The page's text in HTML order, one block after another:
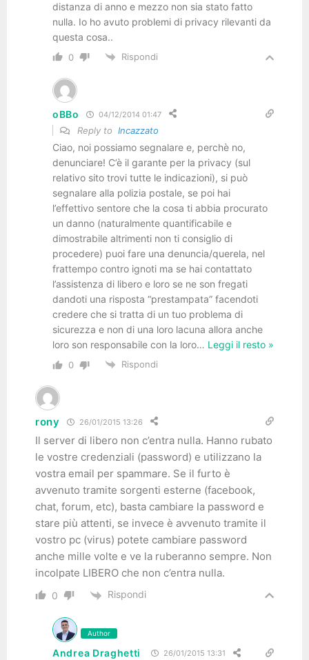
distanza di anno e mezzo non sia stato fatto
nulla. Io ho avuto problemi di privacy rilevanti da
questa cosa..
0 Rispondi
oBBo 04/12/2014 01:47
Reply to Incazzato
Ciao, noi possiamo segnalare e, perchè no,
denunciare! C’è il garante per la privacy (sul
relativo sito trovi tutte le indicazioni), si può
segnalare alla polizia postale, se poi hai
l’effettivo sentore che la cosa ti abbia procurato
un danno (naturalmente quantificabile e
dimostrabile altrimenti non ti consiglio di
procedere) puoi fare una denuncia/querela, nel
frattempo contro ignoti ma se hai contattato
l’assistenza di libero e loro se ne son fregati
dandoti una risposta “prestampata” facendoti
credere che si tratta di un tuo problema di
sicurezza e non di una loro lacuna allora anche
loro son responsabile con la loro… Leggi il resto »
0 Rispondi
rony 26/01/2015 13:26
Il server di libero non c’entra nulla. Hanno rubato
le vostre credenziali (password) e utilizzano la
vostra email per spammare. Se il furto è
avvenuto tramite sorgenti esterne (facebook,
chat, forum, etc), basta cambiare la password e
stare più attenti, se invece è avvenuto tramite il
vostro pc (virus) potete cambiare password
anche mille volte e ve la ruberanno sempre. Non
incolpate LIBERO che non c’entra nulla.
0 Rispondi
Author
Andrea Draghetti 26/01/2015 13:31